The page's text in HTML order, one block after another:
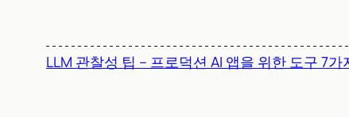
LLM 관찰성 팁 – 프로덕션 AI 앱을 위한 도구 7가